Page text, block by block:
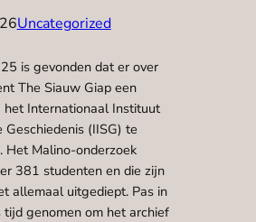
Uncategorized
is gevonden dat er over
The Siauw Giap een
het Internationaal Instituut
Geschiedenis (IISG) te
Het Malino-onderzoek
381 studenten en die zijn
allemaal uitgediept. Pas in
genomen om het archief